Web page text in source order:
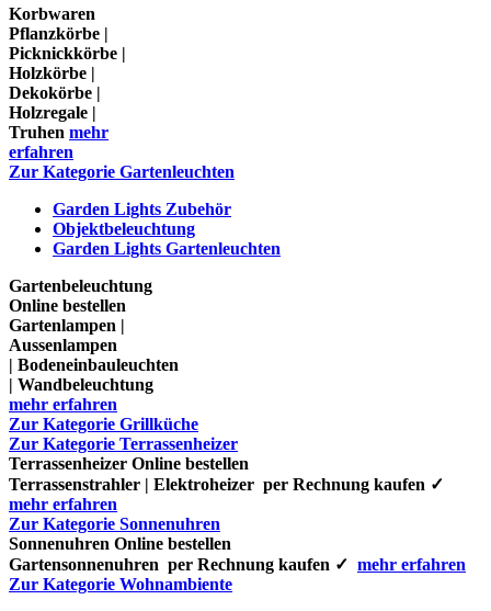
Korbwaren
Pflanzkörbe |
Picknickkörbe |
Holzkörbe |
Dekokörbe |
Holzregale |
Truhen mehr
erfahren
Zur Kategorie Gartenleuchten
Garden Lights Zubehör
Objektbeleuchtung
Garden Lights Gartenleuchten
Gartenbeleuchtung
Online bestellen
Gartenlampen |
Aussenlampen
| Bodeneinbauleuchten
| Wandbeleuchtung
mehr erfahren
Zur Kategorie Grillküche
Zur Kategorie Terrassenheizer
Terrassenheizer Online bestellen
Terrassenstrahler | Elektroheizer per Rechnung kaufen ✓
mehr erfahren
Zur Kategorie Sonnenuhren
Sonnenuhren Online bestellen
Gartensonnenuhren per Rechnung kaufen ✓ mehr erfahren
Zur Kategorie Wohnambiente